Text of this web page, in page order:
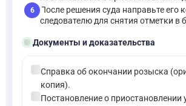
6
После решения суда направьте его
следователю для снятия отметки в
folder_openДокументы и доказательства
Справка об окончании розыска
копия).
Постановление о приостановлении